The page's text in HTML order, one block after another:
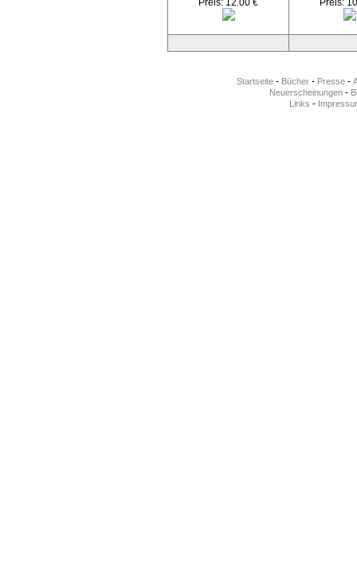
Preis: 12.00 €
Preis:
Startseite - Bücher - Presse -
Neuerscheinungen-
Links -